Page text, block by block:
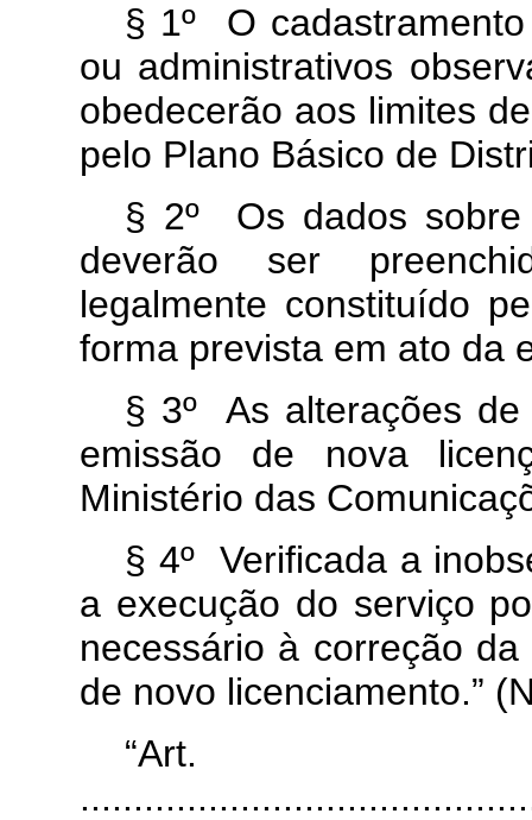
§ 1º O
ou administrativos
obedecerão aos limites
pelo Plano Básico de
§ 2º Os dados sobre
deverão ser
legalmente constituído
forma prevista em ato da
§ 3º As alterações
emissão de nova
Ministério das
§ 4º Verificada a
a execução do serviço
necessário à correção
de novo licenciamento.”